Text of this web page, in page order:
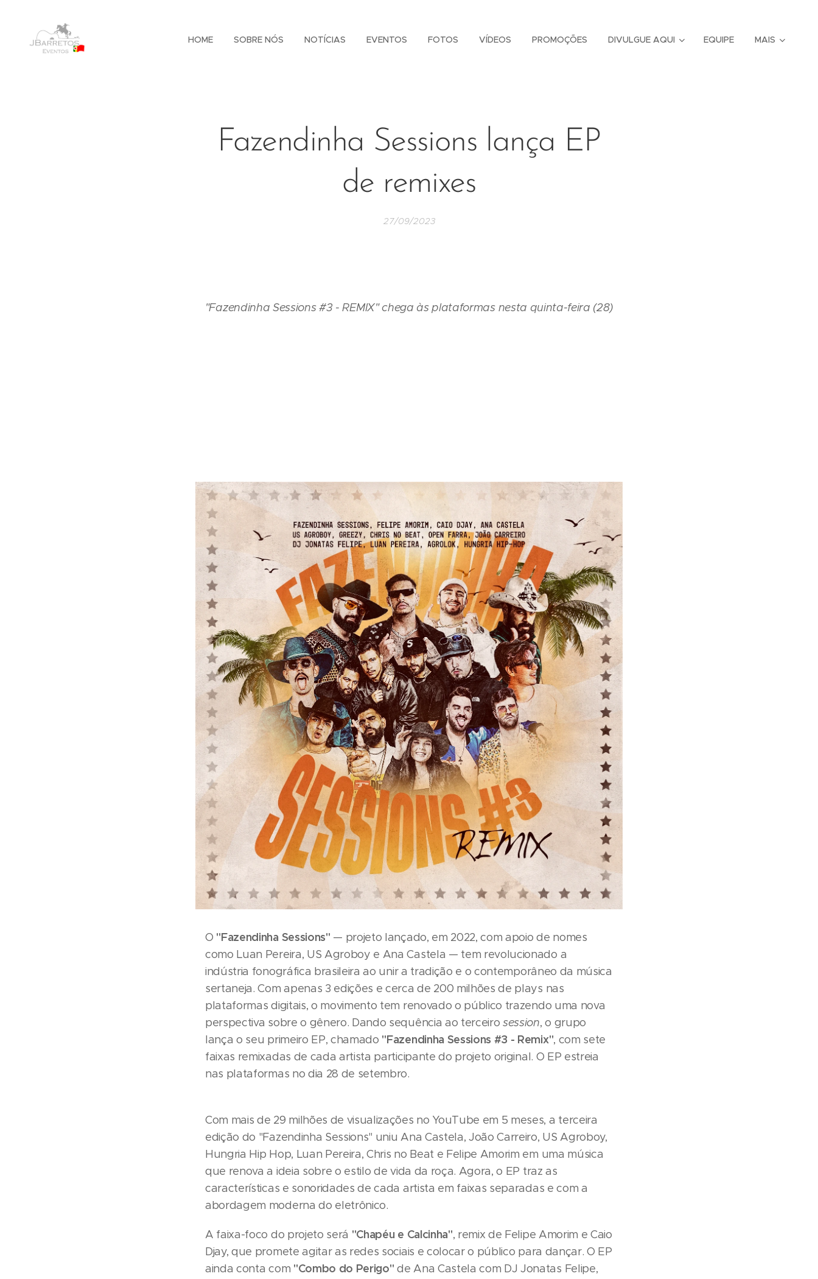
HOME SOBRE NÓS NOTÍCIAS EVENTOS FOTOS VÍDEOS PROMOÇÕES DIVULGUE AQUI EQUIPE MAIS
Fazendinha Sessions lança EP
de remixes
27/09/2023
"Fazendinha Sessions #3 - REMIX" chega às plataformas nesta quinta-feira (28)
O "Fazendinha Sessions" — projeto lançado, em 2022, com apoio de nomes
como Luan Pereira, US Agroboy e Ana Castela — tem revolucionado a
indústria fonográfica brasileira ao unir a tradição e o contemporâneo da música
sertaneja. Com apenas 3 edições e cerca de 200 milhões de plays nas
plataformas digitais, o movimento tem renovado o público trazendo uma nova
perspectiva sobre o gênero. Dando sequência ao terceirosession, o grupo
lança o seu primeiro EP, chamado "Fazendinha Sessions #3 - Remix", com sete
faixas remixadas de cada artista participante do projeto original. O EP estreia
nas plataformas no dia 28 de setembro.
Com mais de 29 milhões de visualizações no YouTube em 5 meses, a terceira
edição do "Fazendinha Sessions" uniu Ana Castela, João Carreiro, US Agroboy,
Hungria Hip Hop, Luan Pereira, Chris no Beat e Felipe Amorim em uma música
que renova a ideia sobre o estilo de vida da roça. Agora, o EP traz as
características e sonoridades de cada artista em faixas separadas e com a
abordagem moderna do eletrônico.
A faixa-foco do projeto será "Chapéu e Calcinha", remix de Felipe Amorim e Caio
Djay, que promete agitar as redes sociais e colocar o público para dançar. O EP
ainda conta com "Combo do Perigo" de Ana Castela com DJ Jonatas Felipe,